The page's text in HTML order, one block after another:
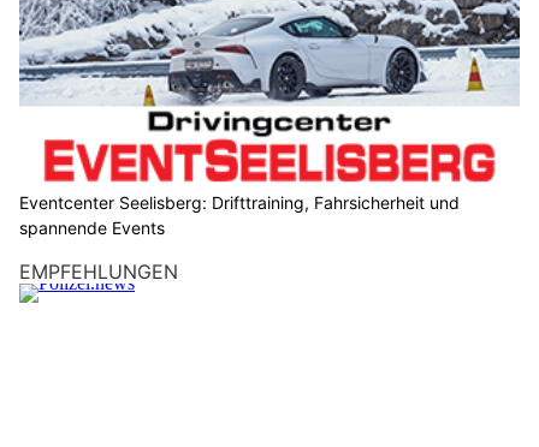
Eventcenter Seelisberg: Drifttraining, Fahrsicherheit und
spannende Events
EMPFEHLUNGEN